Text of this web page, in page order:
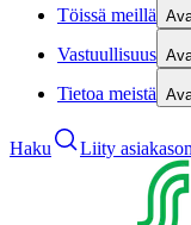
Töissä meillä
Vastuullisuus
Tietoa meistä
Haku Liity